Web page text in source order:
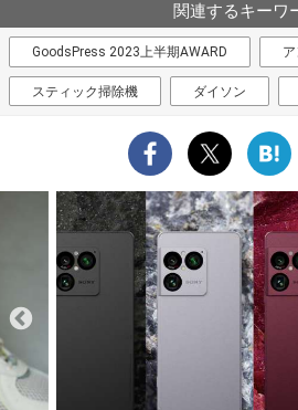
関連するキーワ
GoodsPress 2023上半期AWARD
スティック掃除機 ダイソン